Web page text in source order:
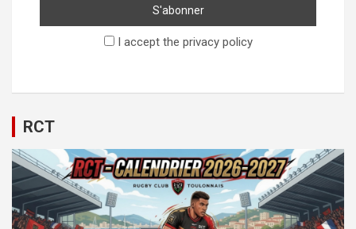
I accept the privacy policy
RCT